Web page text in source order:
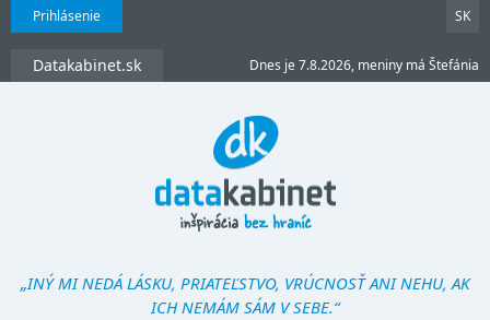
Prihlásenie SK
Datakabinet.sk Dnes je 7.8.2026, meniny má Štefánia
„INÝ MI NEDÁ LÁSKU, PRIATEĽSTVO, VRÚCNOSŤ ANI NEHU, AK
ICH NEMÁM SÁM V SEBE.“